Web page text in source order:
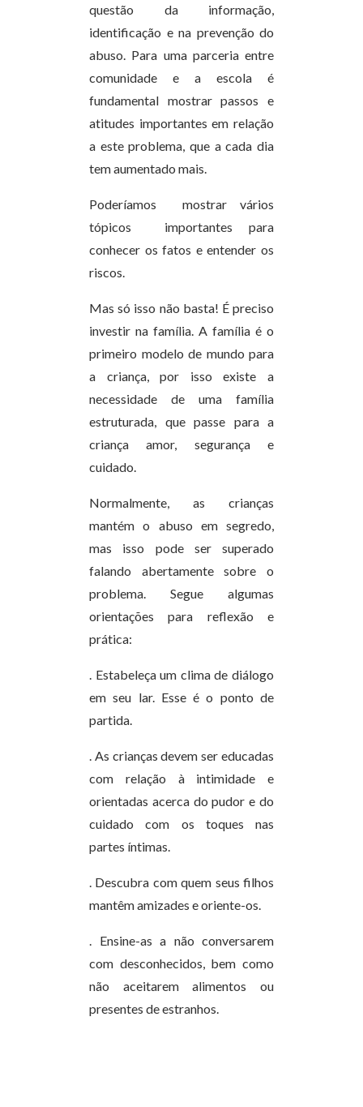
questão da informação,
identificação e na prevenção do
abuso. Para uma parceria entre
comunidade e a escola é
fundamental mostrar passos e
atitudes importantes em relação
a este problema, que a cada dia
tem aumentado mais.
Poderíamos mostrar vários
tópicos importantes para
conhecer os fatos e entender os
riscos.
Mas só isso não basta! É preciso
investir na família. A família é o
primeiro modelo de mundo para
a criança, por isso existe a
necessidade de uma família
estruturada, que passe para a
criança amor, segurança e
cuidado.
Normalmente, as crianças
mantém o abuso em segredo,
mas isso pode ser superado
falando abertamente sobre o
problema. Segue algumas
orientações para reflexão e
prática:
. Estabeleça um clima de diálogo
em seu lar. Esse é o ponto de
partida.
. As crianças devem ser educadas
com relação à intimidade e
orientadas acerca do pudor e do
cuidado com os toques nas
partes íntimas.
. Descubra com quem seus filhos
mantêm amizades e oriente-os.
. Ensine-as a não conversarem
com desconhecidos, bem como
não aceitarem alimentos ou
presentes de estranhos.